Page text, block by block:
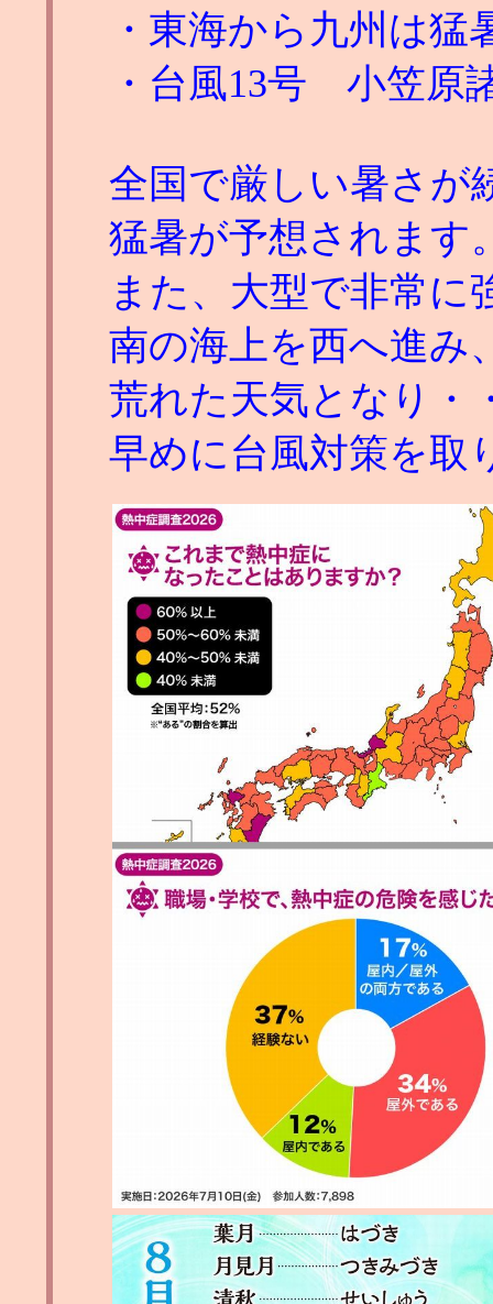
・東海から九州は
・台風13号 小笠原
全国で厳しい暑さが
猛暑が予想されます
また、大型で非常に
南の海上を西へ進み
荒れた天気となり・
早めに台風対策を取